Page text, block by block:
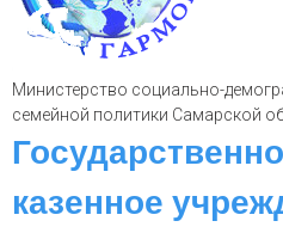
Министерство социально-
семейной политики Самарской
казенное